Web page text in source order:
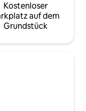
Kostenloser
auf dem
Grundstück